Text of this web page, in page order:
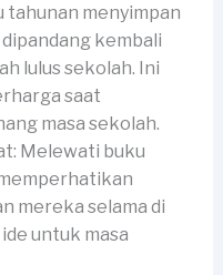
tahunan menyimpan
kembali
lulus sekolah. Ini
saat
masa sekolah.
Melewati buku
mereka selama di
untuk masa